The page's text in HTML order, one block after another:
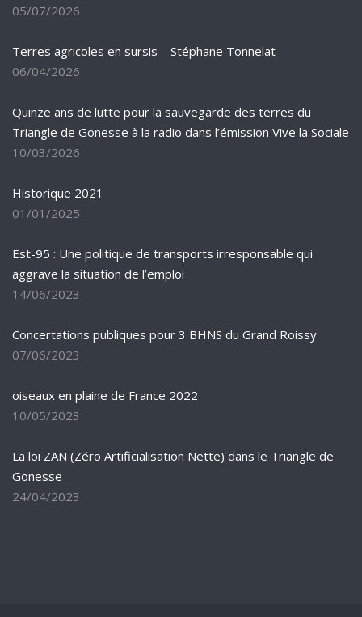
05/07/2026
Terres agricoles en sursis – Stéphane Tonnelat
06/04/2026
Quinze ans de lutte pour la sauvegarde des terres du
Triangle de Gonesse à la radio dans l’émission Vive la Sociale
10/03/2026
Historique 2021
01/01/2025
Est-95 : Une politique de transports irresponsable qui
aggrave la situation de l’emploi
14/06/2023
Concertations publiques pour 3 BHNS du Grand Roissy
07/06/2023
oiseaux en plaine de France 2022
10/05/2023
La loi ZAN (Zéro Artificialisation Nette) dans le Triangle de
Gonesse
24/04/2023